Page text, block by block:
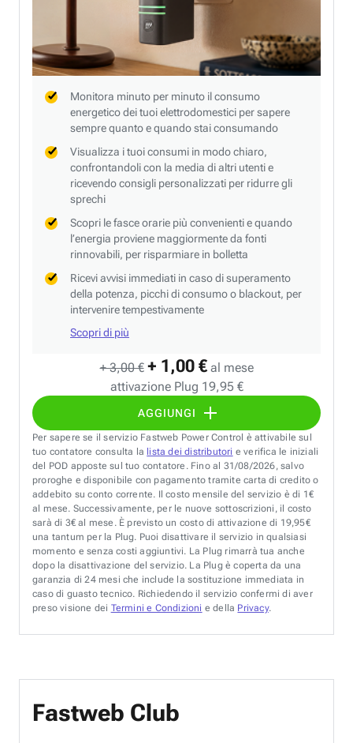
+ 3,00 € + 1,00 € al mese
attivazione Plug 19,95 €
AGGIUNGI
Monitora minuto per minuto il consumo
energetico dei tuoi elettrodomestici per sapere
sempre quanto e quando stai consumando
Visualizza i tuoi consumi in modo chiaro,
confrontandoli con la media di altri utenti e
ricevendo consigli personalizzati per ridurre gli
sprechi
Scopri le fasce orarie più convenienti e quando
l’energia proviene maggiormente da fonti
rinnovabili, per risparmiare in bolletta
Ricevi avvisi immediati in caso di superamento
della potenza, picchi di consumo o blackout, per
intervenire tempestivamente
Scopri di più
Per sapere se il servizio Fastweb Power Control è attivabile sul
tuo contatore consulta la lista dei distributori e verifica le iniziali
del POD apposte sul tuo contatore. Fino al 31/08/2026, salvo
proroghe e disponibile con pagamento tramite carta di credito o
addebito su conto corrente. Il costo mensile del servizio è di 1€
al mese. Successivamente, per le nuove sottoscrizioni, il costo
sarà di 3€ al mese. È previsto un costo di attivazione di 19,95€
una tantum per la Plug. Puoi disattivare il servizio in qualsiasi
momento e senza costi aggiuntivi. La Plug rimarrà tua anche
dopo la disattivazione del servizio. La Plug è coperta da una
garanzia di 24 mesi che include la sostituzione immediata in
caso di guasto tecnico. Richiedendo il servizio confermi di aver
preso visione dei Termini e Condizioni e della Privacy.
Fastweb Club